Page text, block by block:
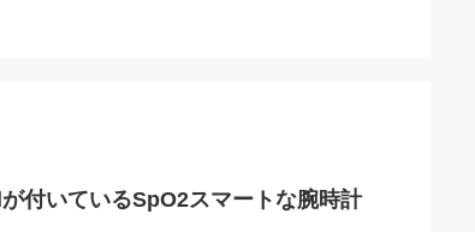
付いているSpO2スマートな腕時計